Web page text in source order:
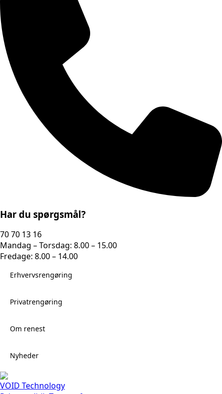
Har du spørgsmål?
70 70 13 16
Mandag – Torsdag: 8.00 – 15.00
Fredage: 8.00 – 14.00
Erhvervsrengøring
Privatrengøring
Om renest
Nyheder
VOID Technology